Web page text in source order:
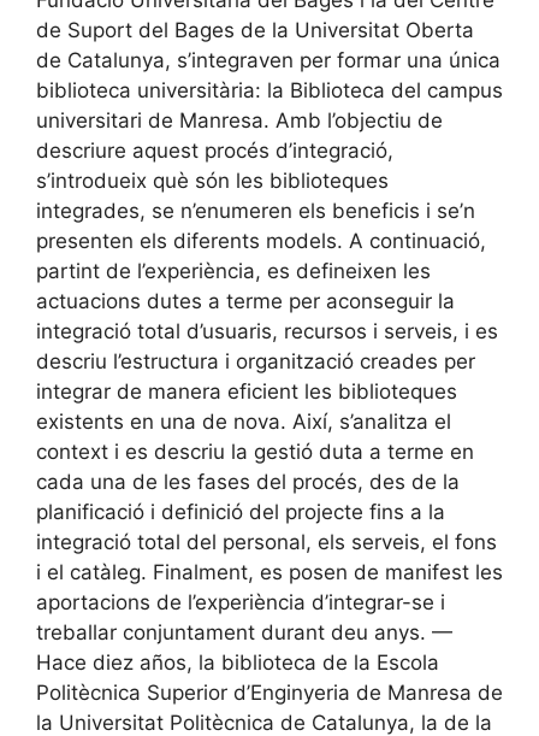
de Suport del Bages de la Universitat Oberta
de Catalunya, s’integraven per formar una única
biblioteca universitària: la Biblioteca del campus
universitari de Manresa. Amb l’objectiu de
descriure aquest procés d’integració,
s’introdueix què són les biblioteques
integrades, se n’enumeren els beneficis i se’n
presenten els diferents models. A continuació,
partint de l’experiència, es defineixen les
actuacions dutes a terme per aconseguir la
integració total d’usuaris, recursos i serveis, i es
descriu l’estructura i organització creades per
integrar de manera eficient les biblioteques
existents en una de nova. Així, s’analitza el
context i es descriu la gestió duta a terme en
cada una de les fases del procés, des de la
planificació i definició del projecte fins a la
integració total del personal, els serveis, el fons
i el catàleg. Finalment, es posen de manifest les
aportacions de l’experiència d’integrar-se i
treballar conjuntament durant deu anys. —
Hace diez años, la biblioteca de la Escola
Politècnica Superior d’Enginyeria de Manresa de
la Universitat Politècnica de Catalunya, la de la